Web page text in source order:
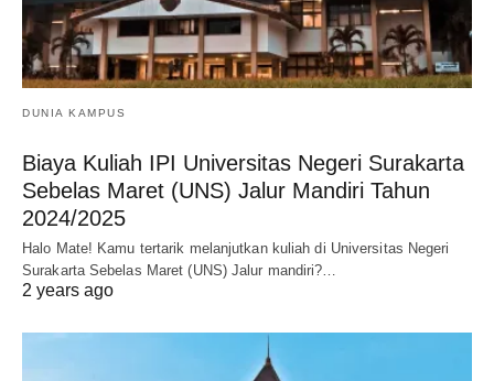
DUNIA KAMPUS
Biaya Kuliah IPI Universitas Negeri Surakarta
Sebelas Maret (UNS) Jalur Mandiri Tahun
2024/2025
Halo Mate! Kamu tertarik melanjutkan kuliah di Universitas Negeri
Surakarta Sebelas Maret (UNS) Jalur mandiri?…
2 years ago